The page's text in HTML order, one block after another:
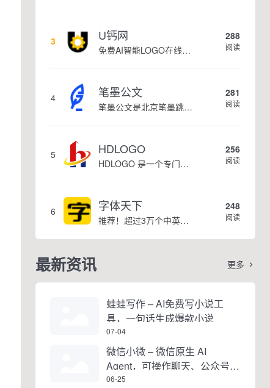
3 U钙网
免费AI智能LOGO在线设计制作平台
288
阅读
4 笔墨公文
笔墨公文是北京笔墨跳动科技旗下垂直公文赛道 AIGC 创作平台，深耕体制公文专业场景，依托海量标准公文语料训练专属大模型。平台整合 AI 公文生成、全维度智能校对、范文库、实时更新素材库、标准化公文模板五大核心板块，兼顾公文快速撰写、文稿合...
281
阅读
5 HDLOGO
HDLOGO 是一个专门整理矢量标志和图标的网站，提供各类品牌和公司的矢量标志下载服务，主要面向设计师、营销人员和企业用户，帮他们获取高质量的品牌标识资源。
256
阅读
6 字体天下
推荐！超过3万个中英文字体免费下载
248
阅读
最新资讯 更多 
蛙蛙写作 – AI免费写小说工
具，一句话生成爆款小说
07-04
微信小微 – 微信原生 AI
Agent，可操作聊天、公众号、
视频号和小程序
06-25